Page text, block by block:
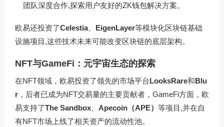
团队深度合作,探索用户友好的ZK钱包解决方案。
欧易还投资了Celestia、 EigenLayer等模块化区块链基础
设施项目,这些技术未来可能改变区块链的底层架构。
NFT与GameFi：元宇宙生态的探索
在NFT领域，欧易投资了领先的市场平台LooksRare和Blu
r ，后者已成为NFT交易量的主要贡献者，GameFi方面，欧
易支持了The Sandbox Apecoin（APE） 等项目,并在自
有NFT市场上线了相关资产的流动性池。